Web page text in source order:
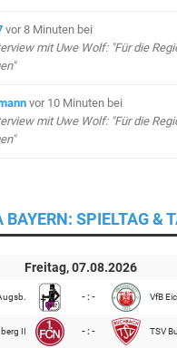
vor 8 Minuten bei
mit Uwe Wolf: "Für die
vor 10 Minuten bei
mit Uwe Wolf: "Für die
BAYERN: SPIELTAG &
Freitag, 07.08.2026
- : - VfB
II - : - TSV